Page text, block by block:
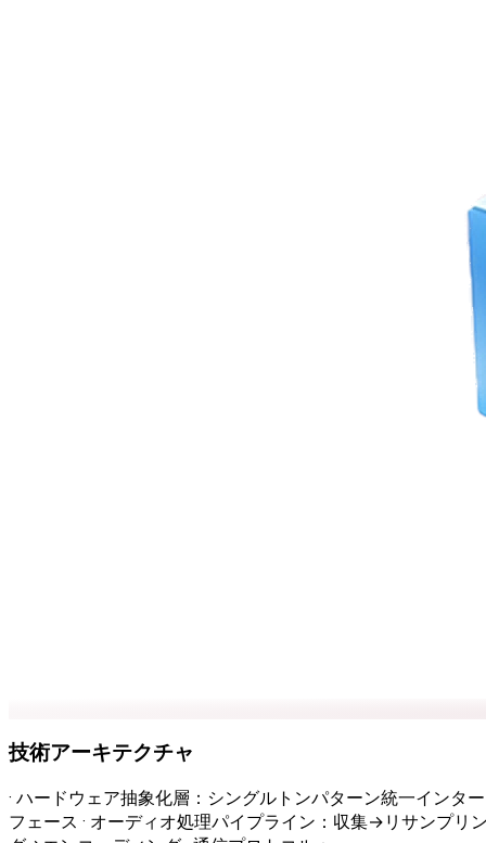
技術アーキテクチャ
· ハードウェア抽象化層：シングルトンパターン統一インター
フェース · オーディオ処理パイプライン：収集→リサンプリ